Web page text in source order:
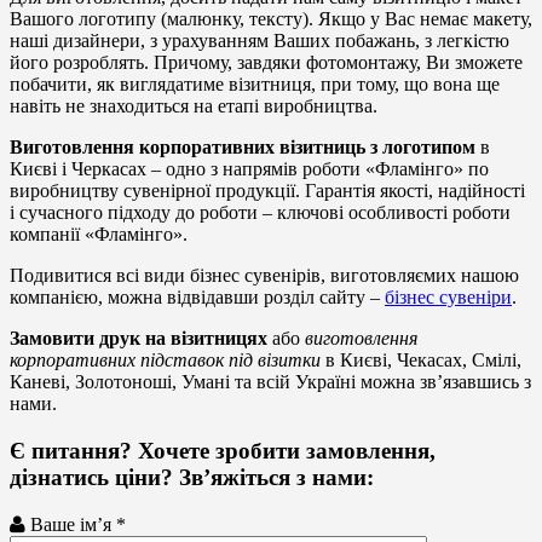
Вашого логотипу (малюнку, тексту). Якщо у Вас немає макету,
наші дизайнери, з урахуванням Ваших побажань, з легкістю
його розроблять. Причому, завдяки фотомонтажу, Ви зможете
побачити, як виглядатиме візитниця, при тому, що вона ще
навіть не знаходиться на етапі виробництва.
Виготовлення корпоративних візитниць з логотипом в
Києві і Черкасах – одно з напрямів роботи «Фламінго» по
виробництву сувенірної продукції. Гарантія якості, надійності
і сучасного підходу до роботи – ключові особливості роботи
компанії «Фламінго».
Подивитися всі види бізнес сувенірів, виготовляємих нашою
компанією, можна відвідавши розділ сайту – бізнес сувеніри.
Замовити друк на візитницях або виготовлення
корпоративних підставок під візитки в Києві, Чекасах, Смілі,
Каневі, Золотоноші, Умані та всій Україні можна зв’язавшись з
нами.
Є питання? Хочете зробити замовлення,
дізнатись ціни? Зв’яжіться з нами:
Ваше ім’я *